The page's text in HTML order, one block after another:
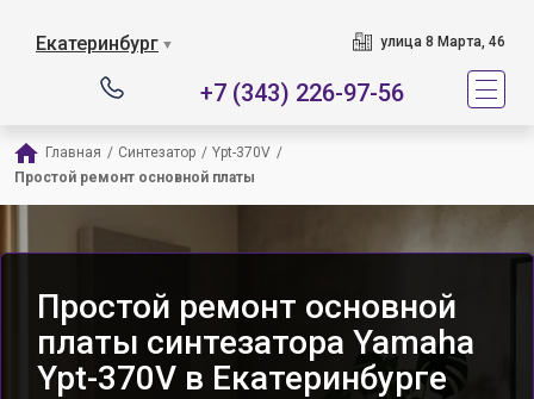
Екатеринбург ▼ улица 8 Марта, 46
+7 (343) 226-97-56
Главная / Синтезатор / Ypt-370V /
Простой ремонт основной платы
Простой ремонт основной
платы синтезатора Yamaha
Ypt-370V в Екатеринбурге